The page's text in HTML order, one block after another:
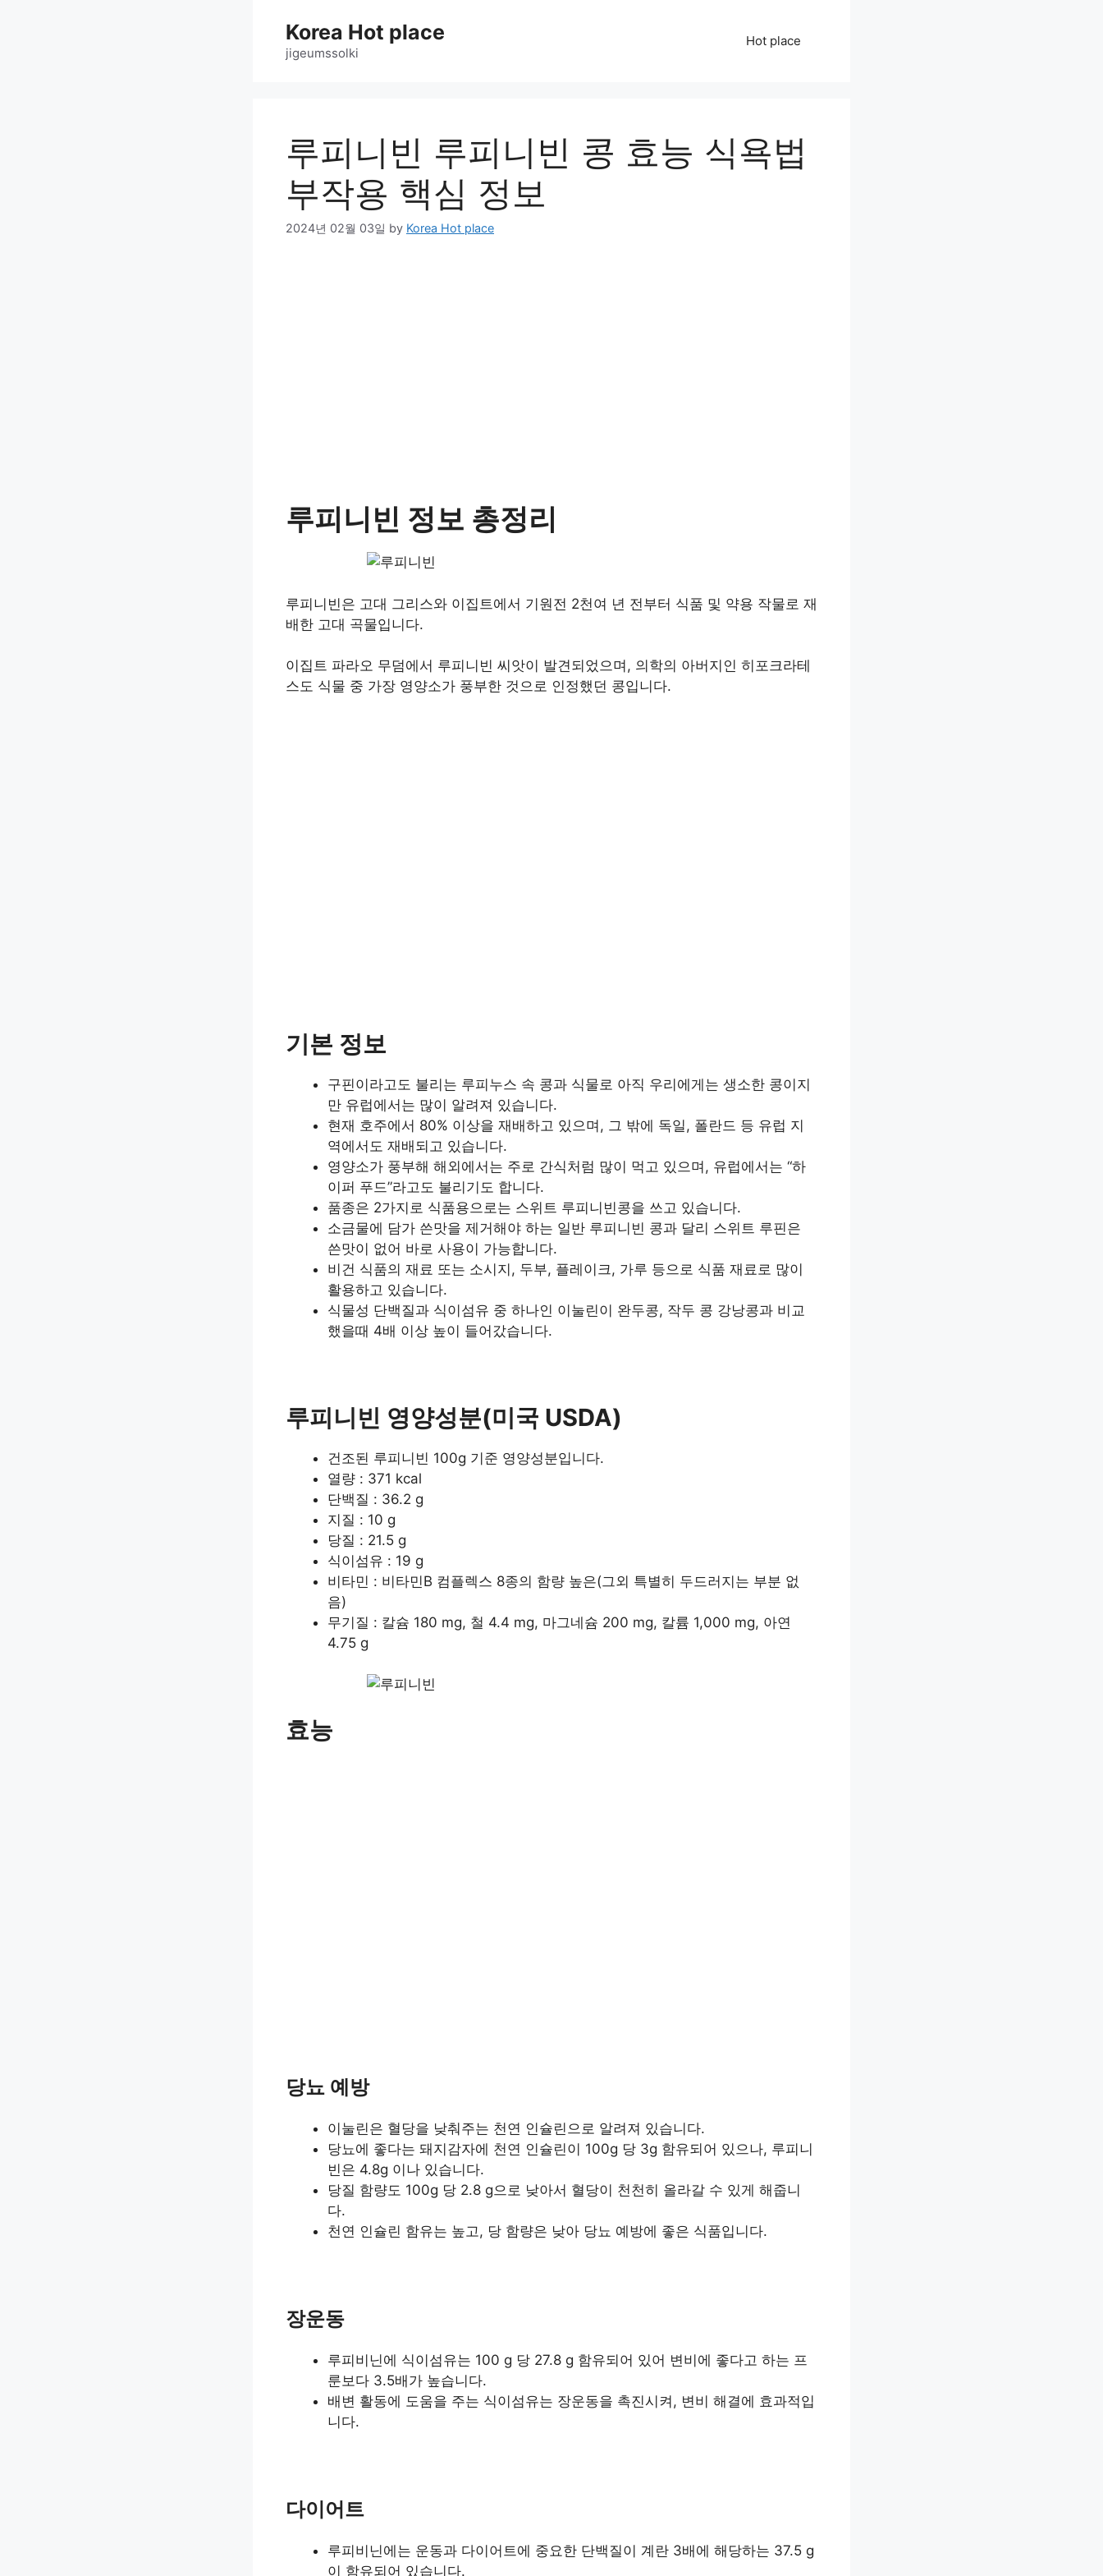
Korea Hot place
jigeumssolki
Hot place
루피니빈 루피니빈 콩 효능 식욕법
부작용 핵심 정보
2024년 02월 03일 by Korea Hot place
루피니빈 정보 총정리
루피니빈은 고대 그리스와 이집트에서 기원전 2천여 년 전부터 식품 및 약용 작물로 재
배한 고대 곡물입니다.
이집트 파라오 무덤에서 루피니빈 씨앗이 발견되었으며, 의학의 아버지인 히포크라테
스도 식물 중 가장 영양소가 풍부한 것으로 인정했던 콩입니다.
기본 정보
구핀이라고도 불리는 루피누스 속 콩과 식물로 아직 우리에게는 생소한 콩이지
만 유럽에서는 많이 알려져 있습니다.
현재 호주에서 80% 이상을 재배하고 있으며, 그 밖에 독일, 폴란드 등 유럽 지
역에서도 재배되고 있습니다.
영양소가 풍부해 해외에서는 주로 간식처럼 많이 먹고 있으며, 유럽에서는 “하
이퍼 푸드”라고도 불리기도 합니다.
품종은 2가지로 식품용으로는 스위트 루피니빈콩을 쓰고 있습니다.
소금물에 담가 쓴맛을 제거해야 하는 일반 루피니빈 콩과 달리 스위트 루핀은
쓴맛이 없어 바로 사용이 가능합니다.
비건 식품의 재료 또는 소시지, 두부, 플레이크, 가루 등으로 식품 재료로 많이
활용하고 있습니다.
식물성 단백질과 식이섬유 중 하나인 이눌린이 완두콩, 작두 콩 강낭콩과 비교
했을때 4배 이상 높이 들어갔습니다.
루피니빈 영양성분(미국 USDA)
건조된 루피니빈 100g 기준 영양성분입니다.
열량 : 371 kcal
단백질 : 36.2 g
지질 : 10 g
당질 : 21.5 g
식이섬유 : 19 g
비타민 : 비타민B 컴플렉스 8종의 함량 높은(그외 특별히 두드러지는 부분 없
음)
무기질 : 칼슘 180 mg, 철 4.4 mg, 마그네슘 200 mg, 칼륨 1,000 mg, 아연
4.75 g
효능
당뇨 예방
이눌린은 혈당을 낮춰주는 천연 인슐린으로 알려져 있습니다.
당뇨에 좋다는 돼지감자에 천연 인슐린이 100g 당 3g 함유되어 있으나, 루피니
빈은 4.8g 이나 있습니다.
당질 함량도 100g 당 2.8 g으로 낮아서 혈당이 천천히 올라갈 수 있게 해줍니
다.
천연 인슐린 함유는 높고, 당 함량은 낮아 당뇨 예방에 좋은 식품입니다.
장운동
루피비닌에 식이섬유는 100 g 당 27.8 g 함유되어 있어 변비에 좋다고 하는 프
룬보다 3.5배가 높습니다.
배변 활동에 도움을 주는 식이섬유는 장운동을 촉진시켜, 변비 해결에 효과적입
니다.
다이어트
루피비닌에는 운동과 다이어트에 중요한 단백질이 계란 3배에 해당하는 37.5 g
이 함유되어 있습니다.